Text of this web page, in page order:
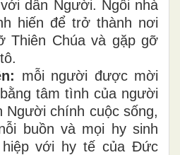
dân Người. Ngôi nhà
hiến để trở thành nơi
Thiên Chúa và gặp gỡ
mỗi người được mời
tâm tình của người
Người chính cuộc sống,
buồn và mọi hy sinh
với hy tế của Đức